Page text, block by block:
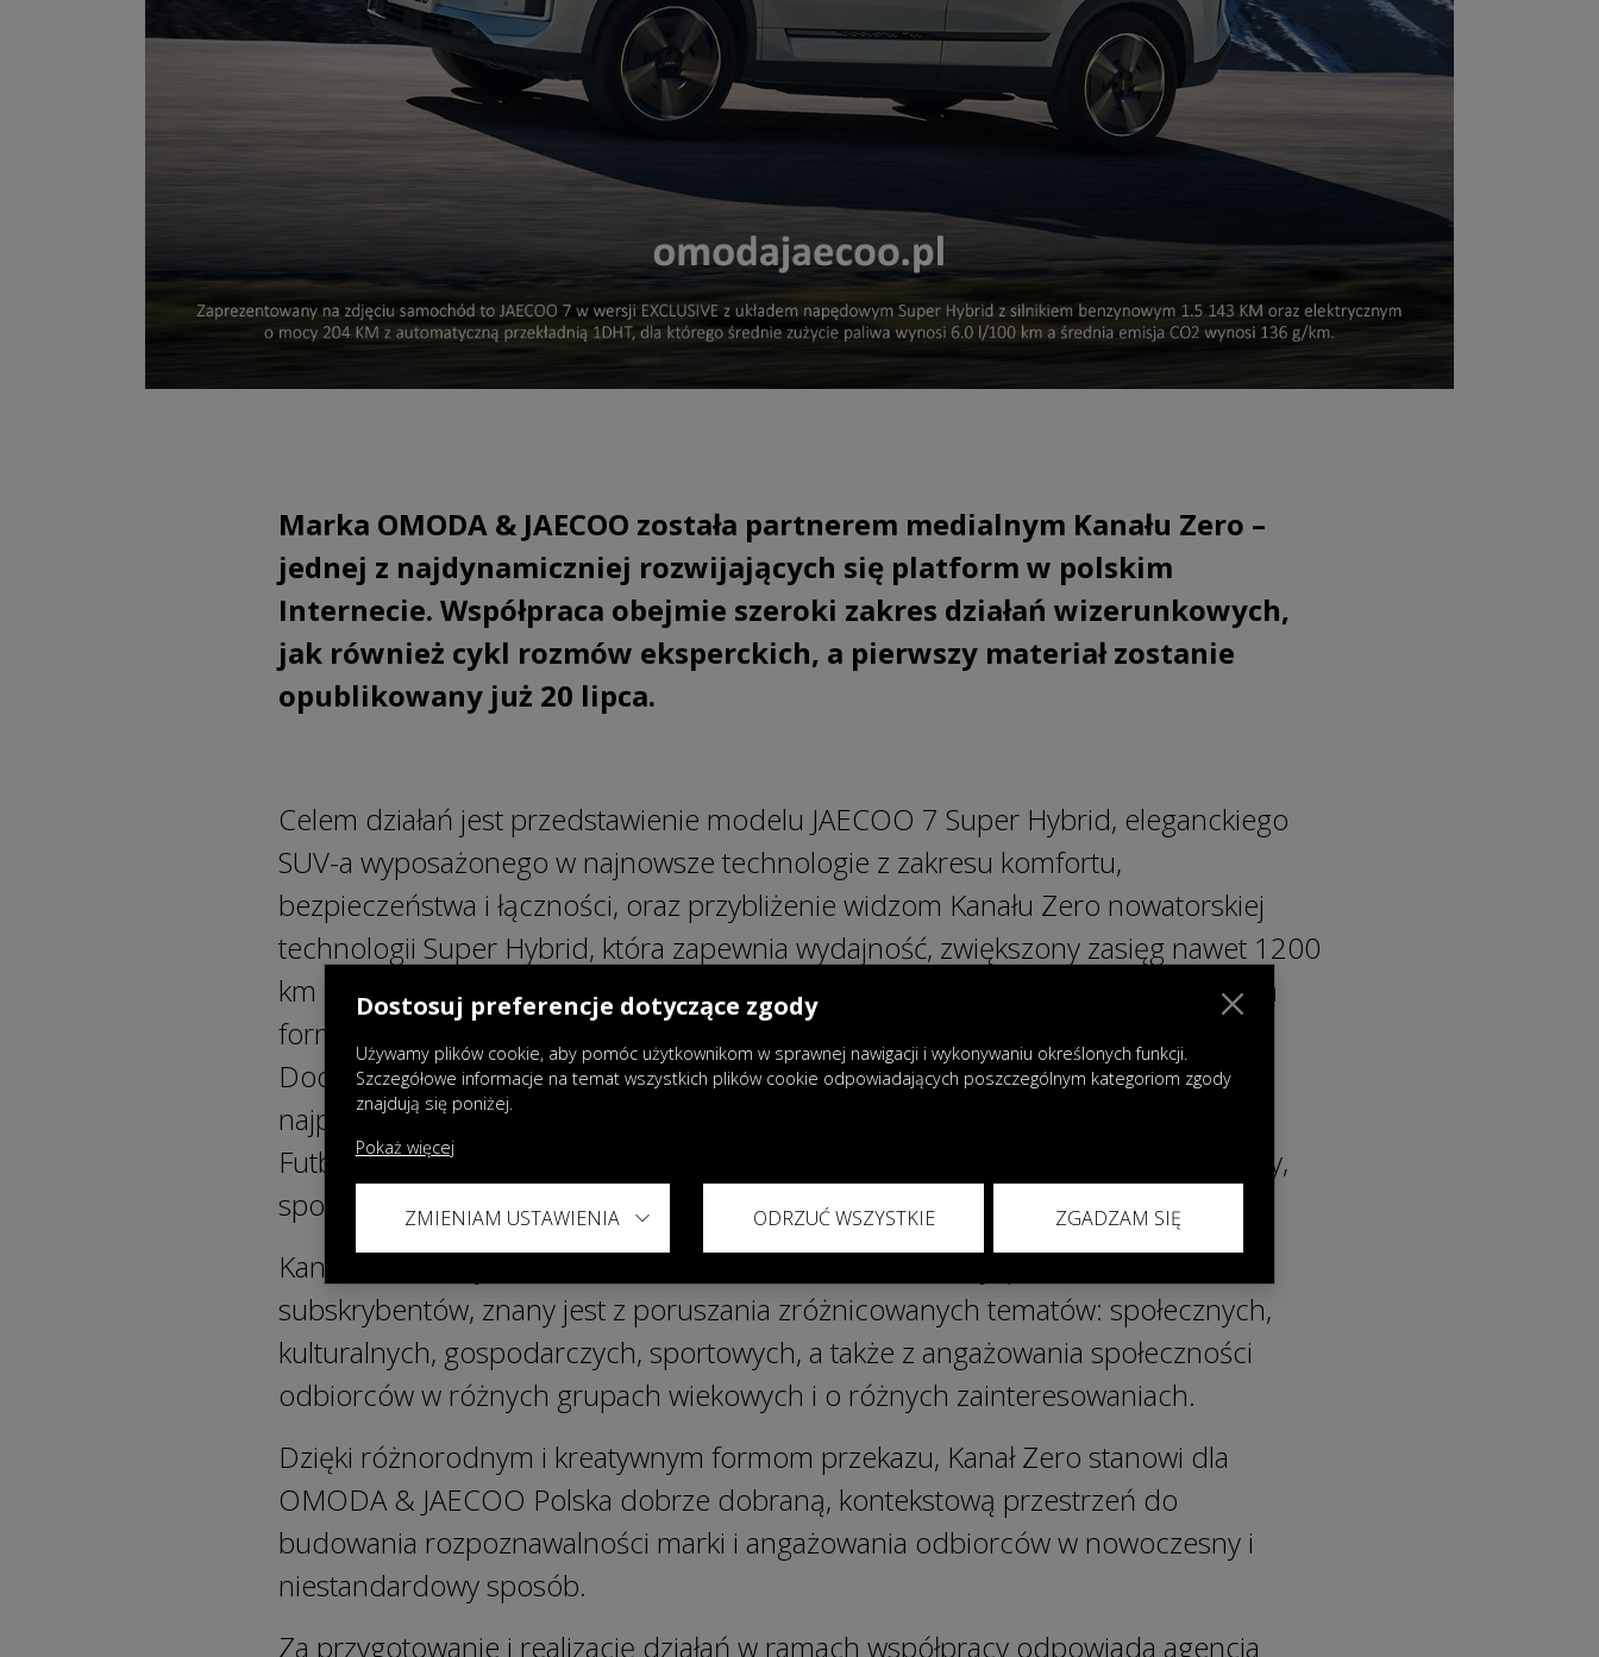
Marka OMODA & JAECOO została partnerem medialnym Kanału Zero –
jednej z najdynamiczniej rozwijających się platform w polskim
Internecie. Współpraca obejmie szeroki zakres działań wizerunkowych,
jak również cykl rozmów eksperckich, a pierwszy materiał zostanie
opublikowany już 20 lipca.
Celem działań jest przedstawienie modelu JAECOO 7 Super Hybrid, eleganckiego
SUV-a wyposażonego w najnowsze technologie z zakresu komfortu,
bezpieczeństwa i łączności, oraz przybliżenie widzom Kanału Zero nowatorskiej
technologii Super Hybrid, która zapewnia wydajność, zwiększony zasięg nawet 1200
km oraz niską emisję spalin. JAECOO 7 Super Hybrid pojawi się w dedykowanym
formacie Kanału Zero oraz w insertach wideo przy audycji „Siódma Zero Zero”.
Dodatkowo materiały promujące model zostaną zaprezentowane w
najpopularniejszych formatach redakcyjnych, takich jak „Zero do Zera”, „Noc
Futbolu”, „Drogowe Zero” oraz „Godzina Zero” z udziałem gości ze świata kultury,
sportu i mediów.
Kanał Zero, który od momentu założenia w 2024 r. zdobył ponad 2 mln
subskrybentów, znany jest z poruszania zróżnicowanych tematów: społecznych,
kulturalnych, gospodarczych, sportowych, a także z angażowania społeczności
odbiorców w różnych grupach wiekowych i o różnych zainteresowaniach.
Dzięki różnorodnym i kreatywnym formom przekazu, Kanał Zero stanowi dla
OMODA & JAECOO Polska dobrze dobraną, kontekstową przestrzeń do
budowania rozpoznawalności marki i angażowania odbiorców w nowoczesny i
niestandardowy sposób.
Za przygotowanie i realizację działań w ramach współpracy odpowiada agencja
Dostosuj preferencje dotyczące zgody
Używamy plików cookie, aby pomóc użytkownikom w sprawnej nawigacji i wykonywaniu określonych funkcji.
Szczegółowe informacje na temat wszystkich plików cookie odpowiadających poszczególnym kategoriom zgody
znajdują się poniżej.
Pokaż więcej
ZMIENIAM USTAWIENIA ODRZUĆ WSZYSTKIE ZGADZAM SIĘ